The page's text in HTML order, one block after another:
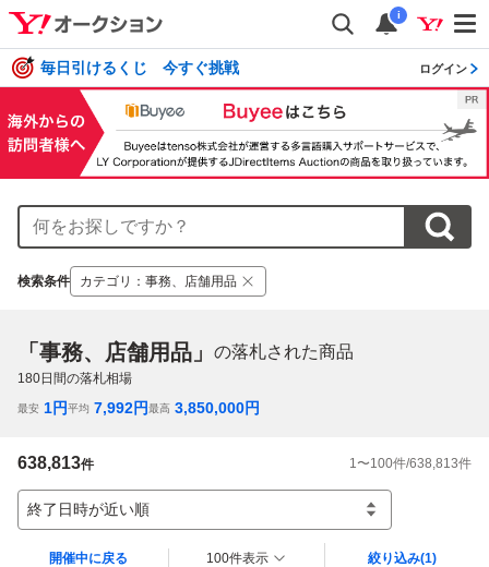
i
毎日引けるくじ 今すぐ挑戦 ログイン
検索条件 カテゴリ ： 事務、店舗用品
「事務、店舗用品」 の落札された商品
180日間の落札相場
最安 1円平均 7,992円最高 3,850,000円
638,813件 1 〜100件/638,813件
終了日時が近い順
開催中に戻る 100件表示 絞り込み(1)